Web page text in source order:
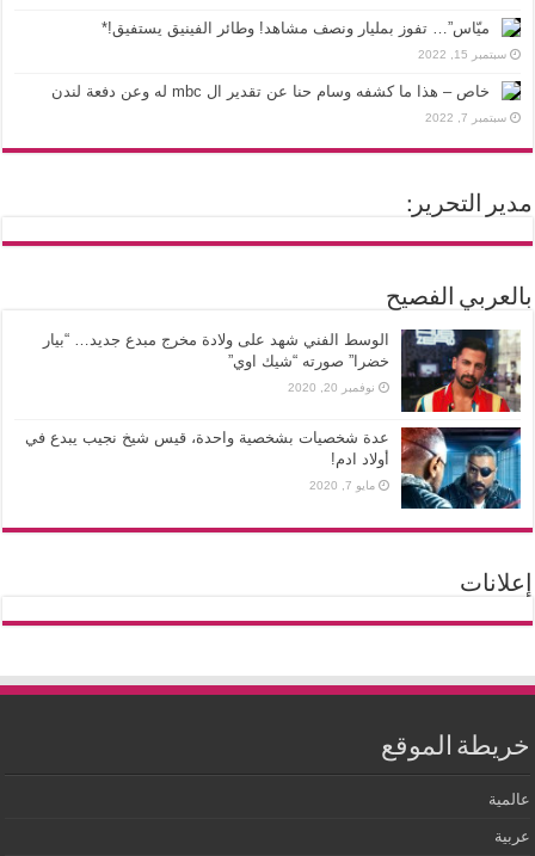
ميّاس”… تفوز بمليار ونصف مشاهد! وطائر الفينيق يستفيق!*
سبتمبر 15, 2022
خاص – هذا ما كشفه وسام حنا عن تقدير ال mbc له وعن دفعة لندن
سبتمبر 7, 2022
مدير التحرير:
بالعربي الفصيح
الوسط الفني شهد على ولادة مخرج مبدع جديد… “بيار
خضرا” صورته “شيك اوي”
نوفمبر 20, 2020
عدة شخصيات بشخصية واحدة، قيس شيخ نجيب يبدع في
أولاد ادم!
مايو 7, 2020
إعلانات
خريطة الموقع
عالمية
عربية